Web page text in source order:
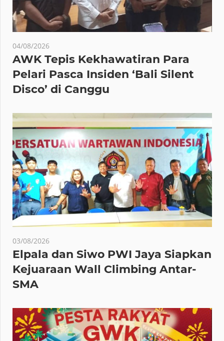
04/08/2026
AWK Tepis Kekhawatiran Para
Pelari Pasca Insiden ‘Bali Silent
Disco’ di Canggu
03/08/2026
Elpala dan Siwo PWI Jaya Siapkan
Kejuaraan Wall Climbing Antar-
SMA